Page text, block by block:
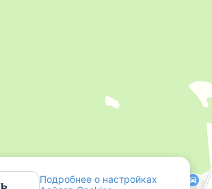
Подробнее о настройках